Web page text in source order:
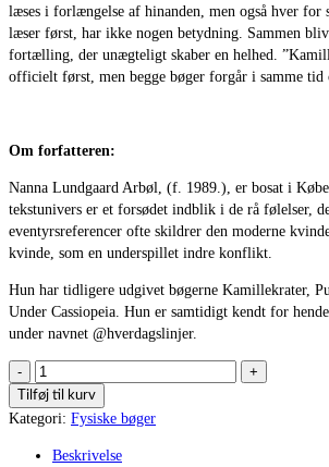
læses i forlængelse af hinanden, men også hver for
læser først, har ikke nogen betydning. Sammen
fortælling, der unægteligt skaber en helhed.
officielt først, men begge bøger forgår i samme tid
Om forfatteren:
Nanna Lundgaard Arbøl, (f. 1989.), er bosat i
tekstunivers er et forsødet indblik i de rå følelser,
eventyrsreferencer ofte skildrer den moderne
kvinde, som en underspillet indre konflikt.
Hun har tidligere udgivet bøgerne Kamillekrater,
Under Cassiopeia. Hun er samtidigt kendt for
under navnet @hverdagslinjer.
HAVSKUM
antal
Tilføj til kurv
Kategori: Fysiske bøger
Beskrivelse